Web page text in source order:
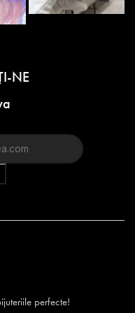
NE
perfecte!